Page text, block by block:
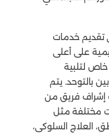
خدمات
على أعلى
لتلبية
بالتوحد. يتم
إشراف فريق من
مختلفة مثل
العلاج السلوكي،